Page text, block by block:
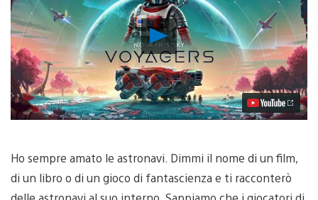
Riproduci
video
Ho sempre amato le astronavi. Dimmi il nome di un film,
di un libro o di un gioco di fantascienza e ti racconterò